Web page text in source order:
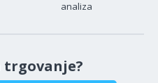
analiza
trgovanje?